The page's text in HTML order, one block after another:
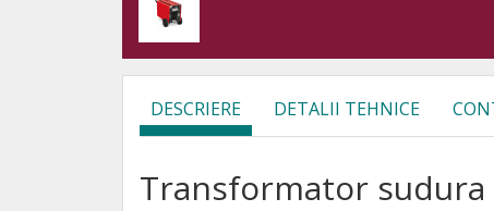
DESCRIERE DETALII TEHNICE
Transformator sudura